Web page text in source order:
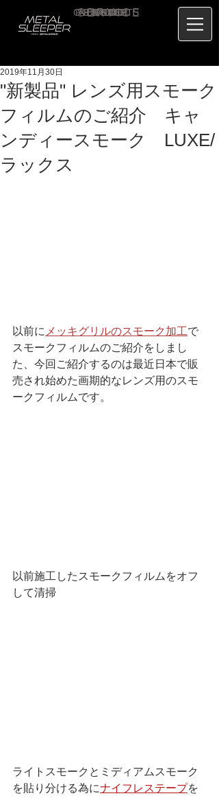
HOME
CONCEPT
SERVICE
ABOUT US
BLOG
PRICE
CONTACT
RECRUIT
"新製品" レンズ用スモーク
フィルムのご紹介 キャ
ンディースモーク LUXE/
ラックス
2019年11月30日
以前に メッキグリルのスモーク加工で
スモークフィルムのご紹介をしまし
た、今回ご紹介するのは最近日本で販
売され始めた画期的なレンズ用のスモ
ークフィルムです。
以前施工したスモークフィルムをオフ
して清掃
ライトスモークとミディアムスモーク
を貼り分ける為にナイフレステープを